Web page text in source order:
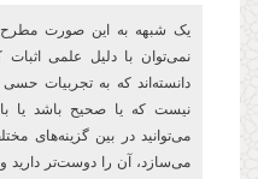
یک شبهه به این صورت مطرح
نمی‌توان با دلیل علمی
دانسته‌اند که به تجربیات
نیست که یا صحیح باشد یا
می‌توانید در بین گزینه‌های
می‌سازد، آن را دوست‌تر دارید